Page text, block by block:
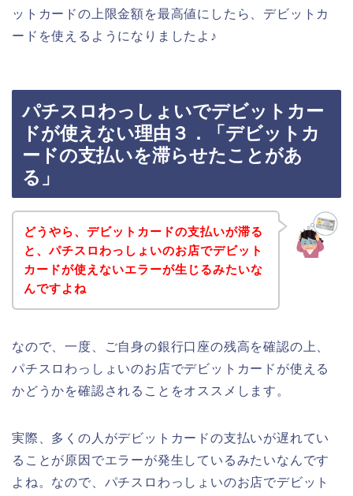
ットカードの上限金額を最高値にしたら、デビットカ
ードを使えるようになりましたよ♪
パチスロわっしょいでデビットカー
ドが使えない理由３．「デビットカ
ードの支払いを滞らせたことがあ
る」
どうやら、デビットカードの支払いが滞る
と、パチスロわっしょいのお店でデビット
カードが使えないエラーが生じるみたいな
んですよね
なので、一度、ご自身の銀行口座の残高を確認の上、
パチスロわっしょいのお店でデビットカードが使える
かどうかを確認されることをオススメします。
実際、多くの人がデビットカードの支払いが遅れてい
ることが原因でエラーが発生しているみたいなんです
よね。なので、パチスロわっしょいのお店でデビット